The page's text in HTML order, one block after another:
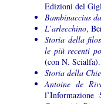
Edizioni del
Bambinaccius
L’arlecchino,
Storia della
le più recenti
(con N. Scialfa).
Storia della
Antoine de
l’Informazione